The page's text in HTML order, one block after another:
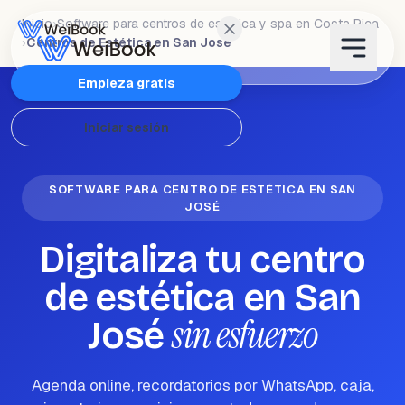
Características
Planes
Wanda
Blog
WeiAcademy
Contacto
Empieza gratis
Iniciar sesión
Inicio›Software para centros de estética y spa en Costa Rica
›Centros de Estética en San José
SOFTWARE PARA CENTRO DE ESTÉTICA EN SAN
JOSÉ
Digitaliza tu centro
de estética en San
Josésin esfuerzo
Agenda online, recordatorios por WhatsApp, caja,